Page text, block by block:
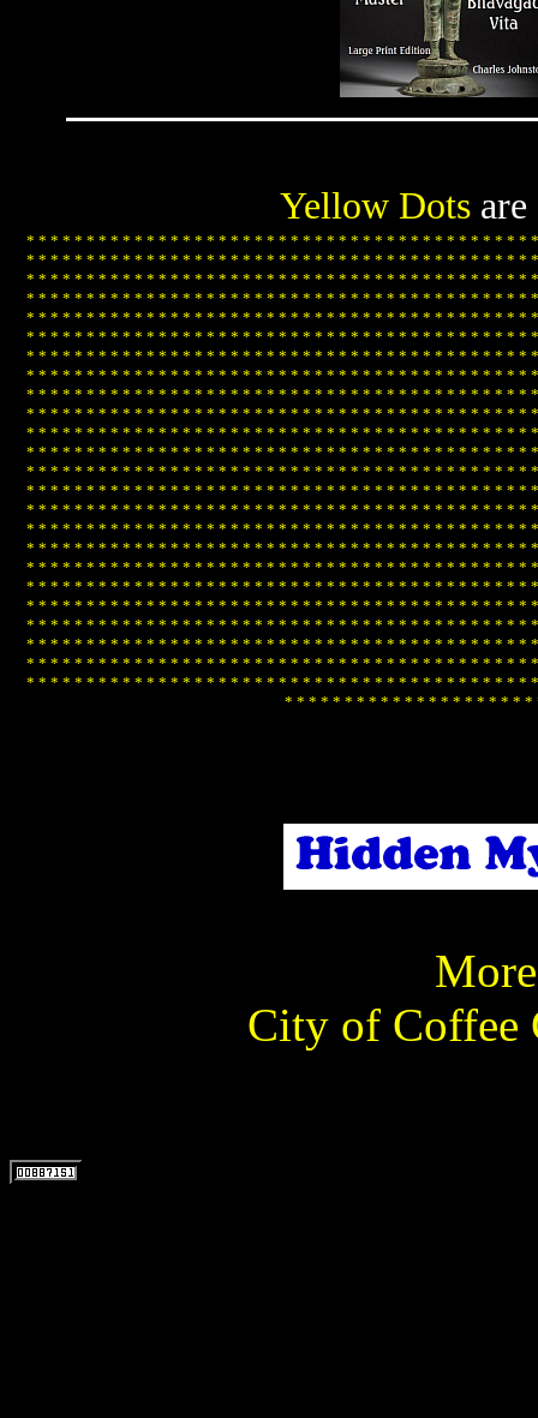
Yellow Dots
* * * * * * * * * * * * * * * * * * * * * * * * * * * * * * * * * * * * * * * * * *
* * * * * * * * * * * * * * * * * * * * * * * * * * * * * * * * * * * * * * * * * *
* * * * * * * * * * * * * * * * * * * * * * * * * * * * * * * * * * * * * * * * * *
* * * * * * * * * * * * * * * * * * * * * * * * * * * * * * * * * * * * * * * * * *
* * * * * * * * * * * * * * * * * * * * * * * * * * * * * * * * * * * * * * * * * *
* * * * * * * * * * * * * * * * * * * * * * * * * * * * * * * * * * * * * * * * * *
* * * * * * * * * * * * * * * * * * * * * * * * * * * * * * * * * * * * * * * * * *
* * * * * * * * * * * * * * * * * * * * * * * * * * * * * * * * * * * * * * * * * *
* * * * * * * * * * * * * * * * * * * * * * * * * * * * * * * * * * * * * * * * * *
* * * * * * * * * * * * * * * * * * * * * * * * * * * * * * * * * * * * * * * * * *
* * * * * * * * * * * * * * * * * * * * * * * * * * * * * * * * * * * * * * * * * *
* * * * * * * * * * * * * * * * * * * * * * * * * * * * * * * * * * * * * * * * * *
* * * * * * * * * * * * * * * * * * * * * * * * * * * * * * * * * * * * * * * * * *
* * * * * * * * * * * * * * * * * * * * * * * * * * * * * * * * * * * * * * * * * *
* * * * * * * * * * * * * * * * * * * * * * * * * * * * * * * * * * * * * * * * * *
* * * * * * * * * * * * * * * * * * * * * * * * * * * * * * * * * * * * * * * * * *
* * * * * * * * * * * * * * * * * * * * * * * * * * * * * * * * * * * * * * * * * *
* * * * * * * * * * * * * * * * * * * * * * * * * * * * * * * * * * * * * * * * * *
* * * * * * * * * * * * * * * * * * * * * * * * * * * * * * * * * * * * * * * * * *
* * * * * * * * * * * * * * * * * * * * * * * * * * * * * * * * * * * * * * * * * *
* * * * * * * * * * * * * * * * * * * * * * * * * * * * * * * * * * * * * * * * * *
* * * * * * * * * * * * * * * * * * * * * * * * * * * * * * * * * * * * * * * * * *
* * * * * * * * * * * * * * * * * * * * * * * * * * * * * * * * * * * * * * * * * *
* * * * * * * * * * * * * * * * * * * * * * * * * * * * * * * * * * * * * * * * * *
* * * * * * * * * * * * * * * * * * * * *
City of Coffee